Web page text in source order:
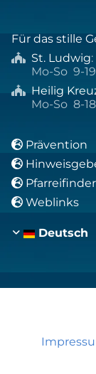
Für das stille
 St. Ludwig:
Mo-So 9-19
 Heilig
Mo-So 8-18
 Prävention

 Pfarreifinder
 Weblinks
Deutsch